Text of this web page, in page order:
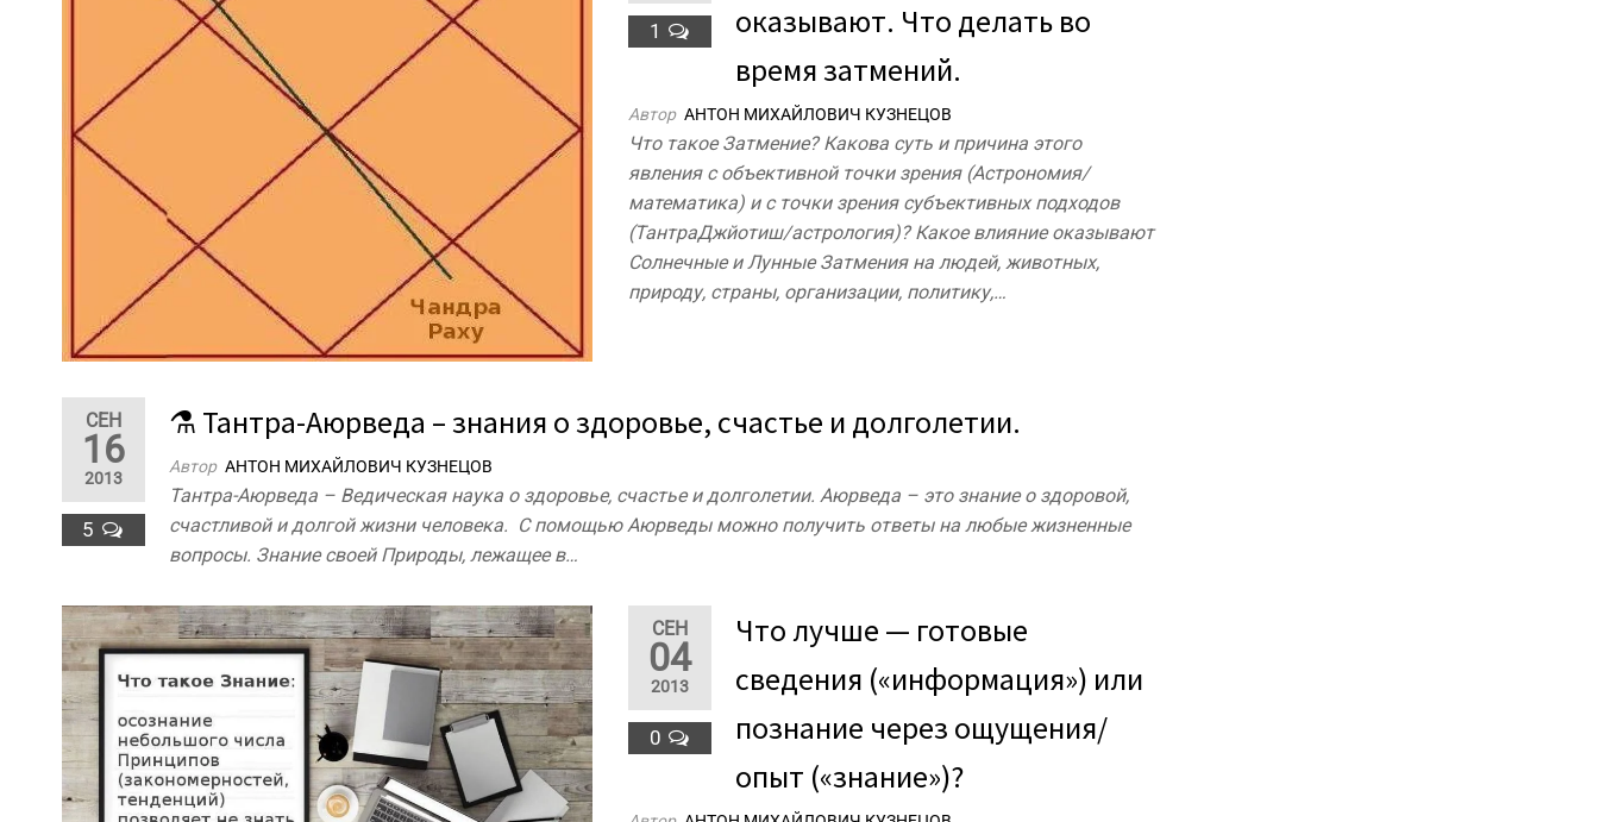
1
оказывают. Что делать во
время затмений.
Автор АНТОН МИХАЙЛОВИЧ КУЗНЕЦОВ
Что такое Затмение? Какова суть и причина этого
явления с объективной точки зрения (Астрономия/
математика) и с точки зрения субъективных подходов
(ТантраДжйотиш/астрология)? Какое влияние оказывают
Солнечные и Лунные Затмения на людей, животных,
природу, страны, организации, политику,…
СЕН
16
2013
5
⚗ Тантра-Аюрведа – знания о здоровье, счастье и долголетии.
Автор АНТОН МИХАЙЛОВИЧ КУЗНЕЦОВ
Тантра-Аюрведа – Ведическая наука о здоровье, счастье и долголетии. Аюрведа – это знание о здоровой,
счастливой и долгой жизни человека. С помощью Аюрведы можно получить ответы на любые жизненные
вопросы. Знание своей Природы, лежащее в…
СЕН
04
2013
0
Что лучше — готовые
сведения («информация») или
познание через ощущения/
опыт («знание»)?